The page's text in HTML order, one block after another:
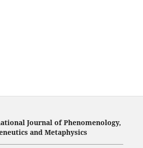
Journal of Phenomenology,
and Metaphysics